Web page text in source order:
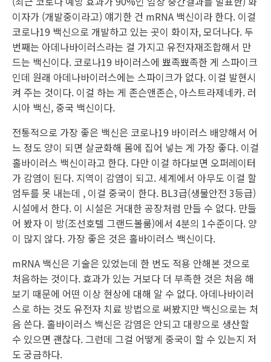
이자가 (개발중이라고) 얘기한 건 mRNA 백신이라 한다. 이걸
코로나19 백신으로 개발하고 있는 곳이 화이자, 모더나다. 두
번째는 아데나바이러스라는 걸 가지고 유전자재조합해서 만
드는 백신이다. 코로나19 바이러스에 뾰족뾰족한 게 스파이크
인데 원래 아데나바이러스에는 스파이크가 없다. 이걸 발현시
켜 주는 것이다. 이걸 하는 게 존슨앤존슨, 아스트라제네카. 러
시아 백신, 중국 백신이다.
전통적으로 가장 좋은 백신은 코로나19 바이러스 배양해서 어
느 정도 양이 되면 살균화해 몸에 집어 넣는 게 가장 좋다. 이걸
홀바이러스 백신이라고 한다. 다만 이걸 하다보면 오퍼레이터
가 감염이 된다. 지역이 감염이 되고. 세계에서 아무도 이걸 할
엄두를 못 내는데 , 이걸 중국이 한다. BL3급(생물안전 3등급)
시설에서 한다. 이 시설은 거대한 공장처럼 만들 수 없다. 만들
어 봤자 이 방(조선호텔 그랜드볼룸)에서 4분의 1수준이다. 양
이 많지 않다. 가장 좋은 것은 홀바이러스 백신이다.
mRNA 백신은 기술은 있었는데 한 번도 적용 안해본 것으로
처음하는 것이다. 효과가 있는 거보다 더 부족한 것은 처음 해
보기 때문에 어떤 이상 현상에 대해 알 수 없다. 아데나바이러
스로 하는 것도 유전자 치료 방법으로 써봤지만 백신으로는 처
음 쓴다. 홀바이러스 백신은 감염은 안되고 대량으로 생산할
수 있으면 괜찮다. 그런데 그걸 어떻게 중국이 할 수 있는지 저
도 궁금하다.